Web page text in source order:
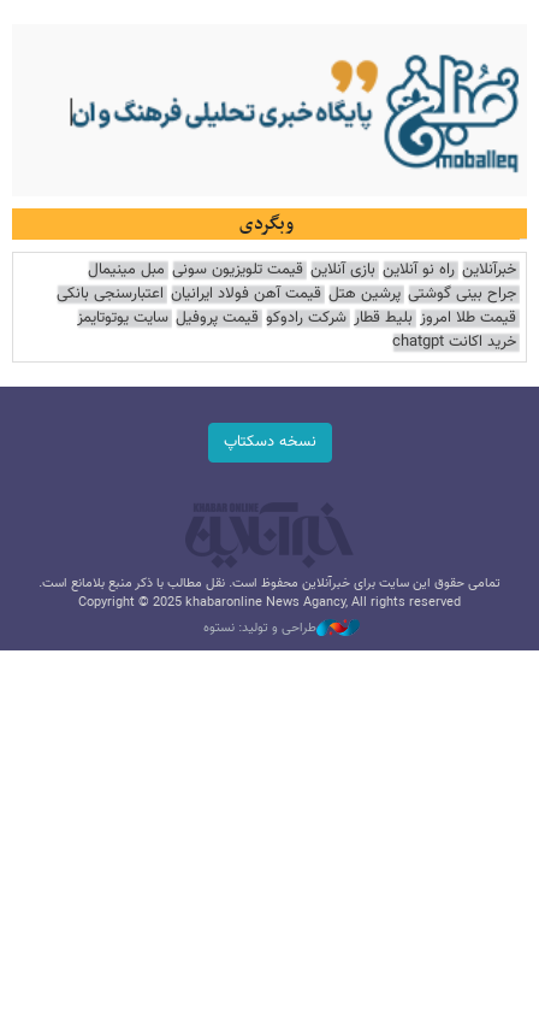
وبگردی
خبرآنلاین راه نو آنلاین بازی آنلاین قیمت تلویزیون سونی مبل مینیمال
جراح بینی گوشتی پرشین هتل قیمت آهن فولاد ایرانیان اعتبارسنجی بانکی
قیمت طلا امروز بلیط قطار شرکت رادوکو قیمت پروفیل سایت یوتوتایمز
خرید اکانت chatgpt
نسخه دسکتاپ
تمامی حقوق این سایت برای خبرآنلاین محفوظ است. نقل مطالب با ذکر منبع بلامانع است.
Copyright © 2025 khabaronline News Agancy, All rights reserved
طراحی و تولید: نستوه